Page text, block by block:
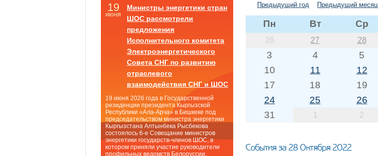
Предыдущий год Предыдущий месяц
Пн Вт Ср
26 27 28
3
4 5
10
11 12
17
18 19
24
25 26
31
1 2
События за 28 Октября 2022
19
июня
Министры энергетики стран
ШОС рассмотрели
предложения
Исполнительного комитета
Электроэнергетического
Совета СНГ по развитию
отраслевого
взаимодействия СНГ и ШОС
19 июня 2026 года в Государственной
резиденции президента Кыргызской
Республики «Ала-Арча» в Бишкеке под
председательством министра энергетики
Кыргызстана Алтынбека Рысбекова
состоялось 6-е Совещание министров
энергетики государств-членов ШОС, в
котором приняли участие руководители
профильных ведомств Белоруссии,